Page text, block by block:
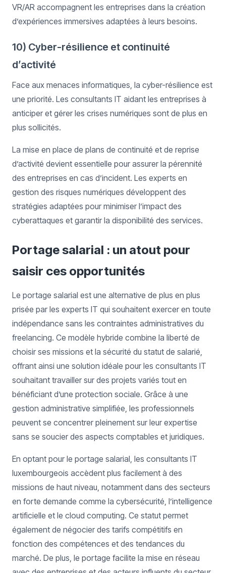
VR/AR accompagnent les entreprises dans la création
d’expériences immersives adaptées à leurs besoins.
10) Cyber-résilience et continuité
d’activité
Face aux menaces informatiques, la cyber-résilience est
une priorité. Les consultants IT aidant les entreprises à
anticiper et gérer les crises numériques sont de plus en
plus sollicités.
La mise en place de plans de continuité et de reprise
d’activité devient essentielle pour assurer la pérennité
des entreprises en cas d’incident. Les experts en
gestion des risques numériques développent des
stratégies adaptées pour minimiser l’impact des
cyberattaques et garantir la disponibilité des services.
Portage salarial : un atout pour
saisir ces opportunités
Le portage salarial est une alternative de plus en plus
prisée par les experts IT qui souhaitent exercer en toute
indépendance sans les contraintes administratives du
freelancing. Ce modèle hybride combine la liberté de
choisir ses missions et la sécurité du statut de salarié,
offrant ainsi une solution idéale pour les consultants IT
souhaitant travailler sur des projets variés tout en
bénéficiant d’une protection sociale. Grâce à une
gestion administrative simplifiée, les professionnels
peuvent se concentrer pleinement sur leur expertise
sans se soucier des aspects comptables et juridiques.
En optant pour le portage salarial, les consultants IT
luxembourgeois accèdent plus facilement à des
missions de haut niveau, notamment dans des secteurs
en forte demande comme la cybersécurité, l’intelligence
artificielle et le cloud computing. Ce statut permet
également de négocier des tarifs compétitifs en
fonction des compétences et des tendances du
marché. De plus, le portage facilite la mise en réseau